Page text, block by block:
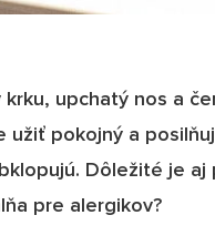
krku, upchatý nos a
užiť pokojný a
Dôležité je aj
pre alergikov?